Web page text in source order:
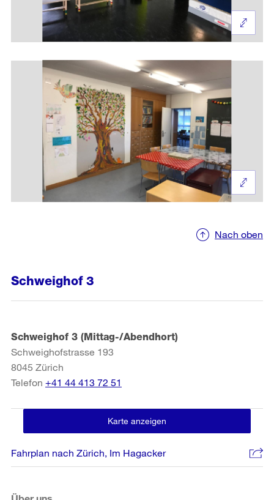
Nach oben
Schweighof 3
Schweighof 3 (Mittag-/Abendhort)
Schweighofstrasse 193
8045 Zürich
Telefon +41 44 413 72 51
Karte anzeigen
Fahrplan nach Zürich, Im Hagacker